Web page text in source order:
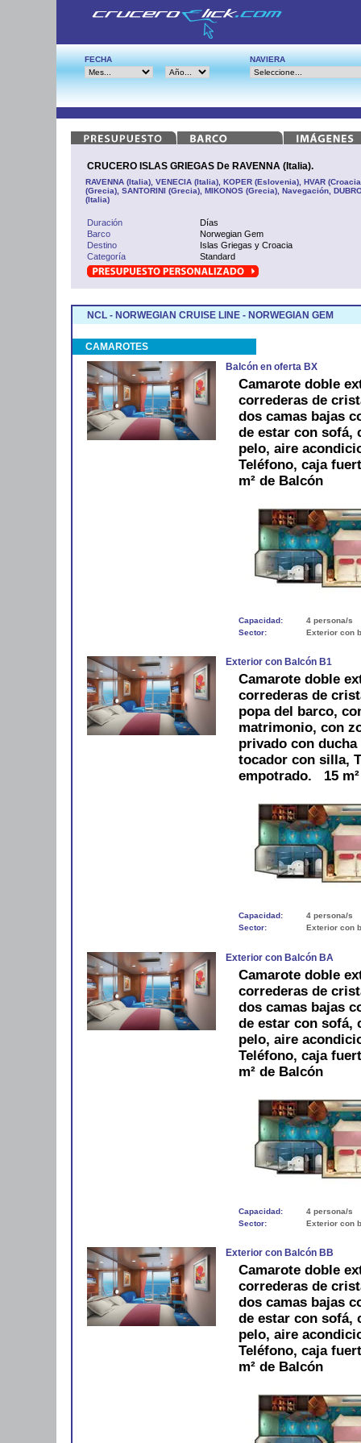
FECHA NAVIERA
CRUCERO ISLAS GRIEGAS De RAVENNA (Italia).
RAVENNA (Italia), VENECIA (Italia), KOPER (Eslovenia), HVAR
(Grecia), SANTORINI (Grecia), MIKONOS (Grecia), Navegación,
(Italia)
Duración
Días
Barco
Norwegian Gem
Destino
Islas Griegas y Croacia
Categoría
Standard
NCL - NORWEGIAN CRUISE LINE - NORWEGIAN GEM
CAMAROTES
Balcón en oferta BX
Camarote doble
correderas de
dos camas bajas
de estar con sofá,
pelo, aire
Teléfono, caja
m² de Balcón
Capacidad:
4 persona/s
Sector:
Exterior con
Exterior con Balcón B1
Camarote doble
correderas de
popa del barco,
matrimonio, con
privado con
tocador con silla,
empotrado. 15 m²
Capacidad:
4 persona/s
Sector:
Exterior con
Exterior con Balcón BA
Camarote doble
correderas de
dos camas bajas
de estar con sofá,
pelo, aire
Teléfono, caja
m² de Balcón
Capacidad:
4 persona/s
Sector:
Exterior con
Exterior con Balcón BB
Camarote doble
correderas de
dos camas bajas
de estar con sofá,
pelo, aire
Teléfono, caja
m² de Balcón